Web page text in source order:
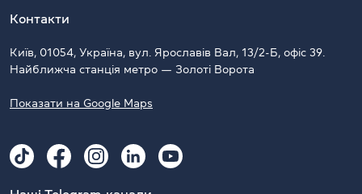
Контакти
Київ, 01054, Україна, вул. Ярославів Вал, 13/2-Б, офіс 39.
Найближча станція метро — Золоті Ворота
Показати на Google Maps